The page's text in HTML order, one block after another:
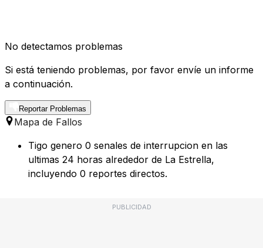
No detectamos problemas
Si está teniendo problemas, por favor envíe un informe
a continuación.
Reportar Problemas
Mapa de Fallos
Tigo genero 0 senales de interrupcion en las
ultimas 24 horas alrededor de La Estrella,
incluyendo 0 reportes directos.
PUBLICIDAD